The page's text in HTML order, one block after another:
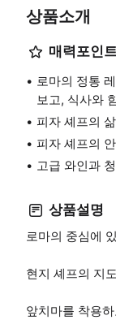
상품소개
매력포인
로마의 정통
보고, 식사와
피자 셰프의
피자 셰프의
고급 와인과
상품설명
로마의 중심에
현지 셰프의 지
앞치마를 착용